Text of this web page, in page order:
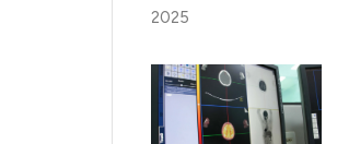
2025